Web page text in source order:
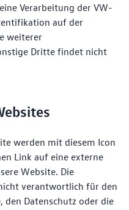
Verarbeitung der VW-
auf der
weiterer
Dritte findet nicht
werden mit diesem Icon
Link auf eine externe
Website. Die
verantwortlich für den
den Datenschutz oder die